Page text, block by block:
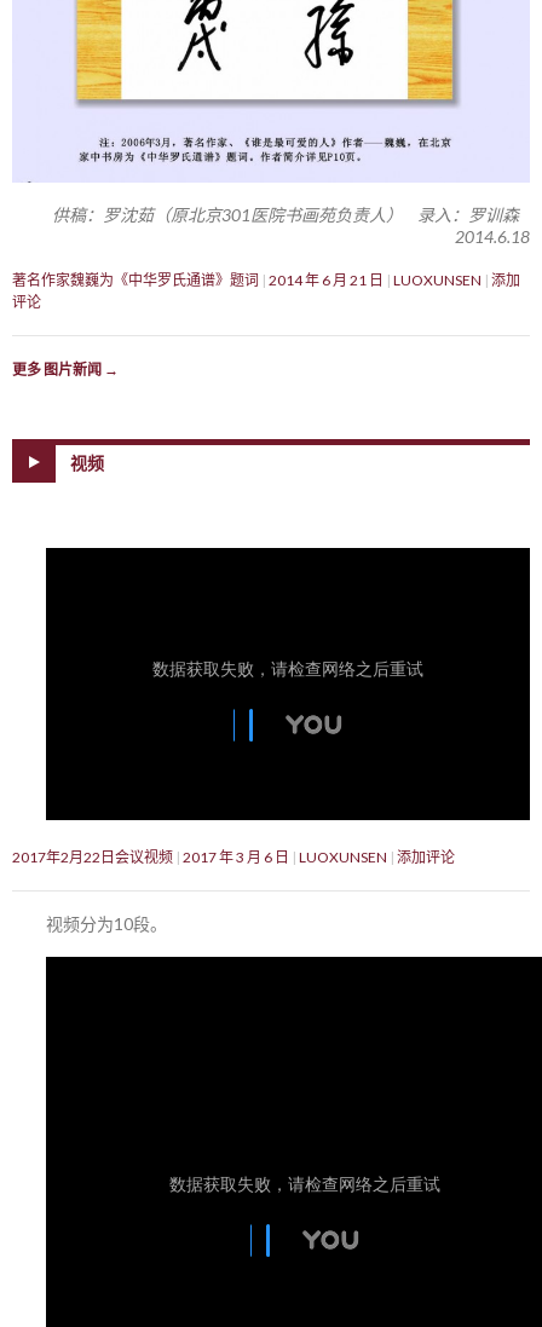
供稿：罗沈茹（原北京301医院书画苑负责人） 录入：罗训森
2014.6.18
著名作家魏巍为《中华罗氏通谱》题词 2014 年 6 月 21 日 LUOXUNSEN 添加
评论
更多 图片新闻 →
视频
2017年2月22日会议视频 2017 年 3 月 6 日 LUOXUNSEN 添加评论
视频分为10段。